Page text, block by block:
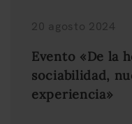
20 agosto 2024
Evento «De la
sociabilidad,
experiencia»